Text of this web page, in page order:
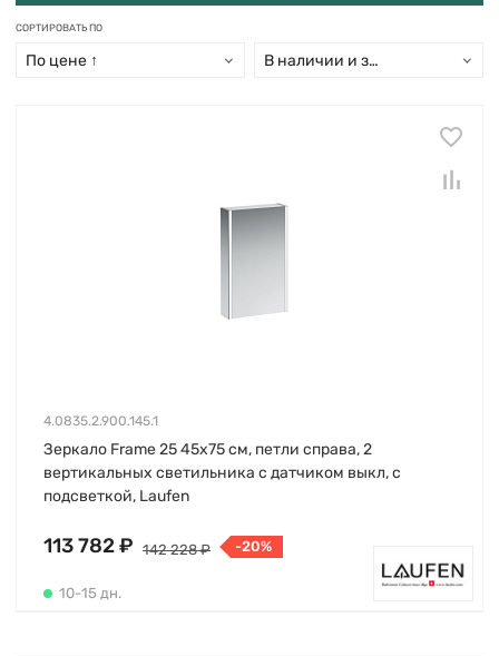
СОРТИРОВАТЬ ПО
По цене ↑ В наличии и заказ свыше 15 дн
4.0835.2.900.145.1
Зеркало Frame 25 45х75 см, петли справа, 2
вертикальных светильника с датчиком выкл, с
подсветкой, Laufen
113 782 ₽ 142 228 ₽ -20%
10-15 дн.